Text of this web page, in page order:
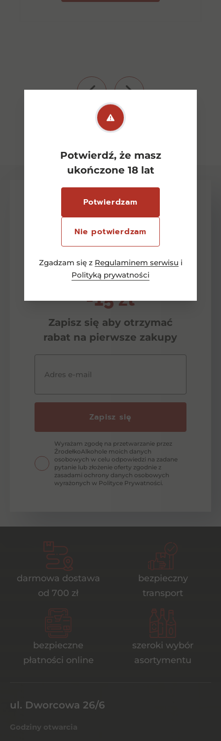
Potwierdź, że masz
ukończone 18 lat
Potwierdzam
Nie potwierdzam
Zgadzam się z Regulaminem serwisu i
Polityką prywatności
Zobacz wszystkie
Newsletter
-15 zł
Zapisz się aby otrzymać
rabat na pierwsze zakupy
Adres e-mail
Zapisz się
Wyrażam zgodę na przetwarzanie przez
ŹrodełkoAlkohole moich danych
osobowych w celu odpowiedzi na zadane
pytanie lub złożenie oferty zgodnie z
zasadami ochrony danych osobowych
wyrażonych w Polityce Prywatności.
darmowa dostawa
od 700 zł
bezpieczny
transport
bezpieczne
płatności online
szeroki wybór
asortymentu
ul. Dworcowa 26/6
Godziny otwarcia